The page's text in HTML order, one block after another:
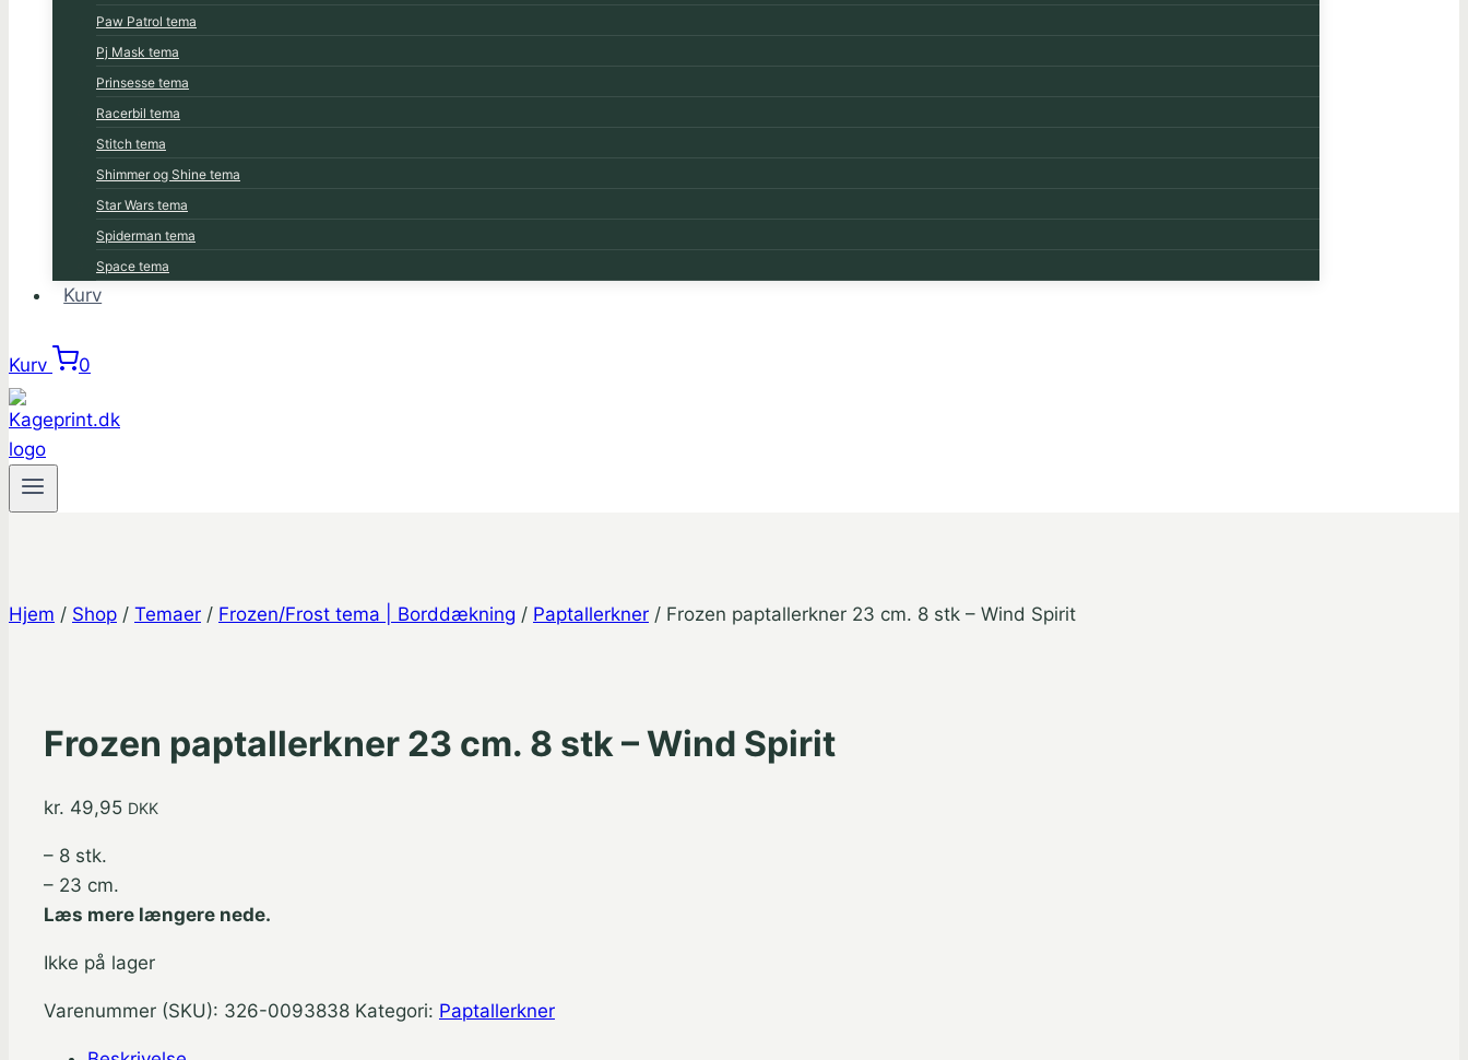
Paw Patrol tema
Pj Mask tema
Prinsesse tema
Racerbil tema
Stitch tema
Shimmer og Shine tema
Star Wars tema
Spiderman tema
Space tema
Kurv
Kurv 0
Hjem / Shop / Temaer / Frozen/Frost tema | Borddækning / Paptallerkner / Frozen paptallerkner 23 cm. 8 stk – Wind Spirit
Frozen paptallerkner 23 cm. 8 stk – Wind Spirit
kr. 49,95 DKK
– 8 stk.
– 23 cm.
Læs mere længere nede.
Ikke på lager
Varenummer (SKU): 326-0093838 Kategori: Paptallerkner